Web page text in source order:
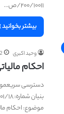
۲۰۰/۱۰۰۱۱/ص…
بیشتر بخوانید
وحید اکبری
احکام
دسترسی
موضوع: احکام